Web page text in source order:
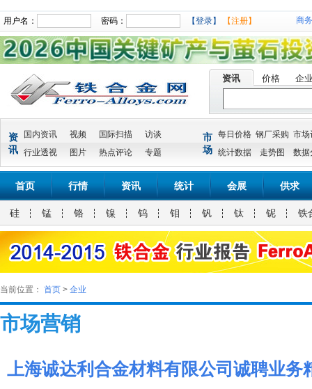
用户名： 密码： 【登录】 【注册】 商
资讯 价格 企
资
讯
国内资讯 视频 国际扫描
访谈
行业透视
图片 热点评论 专题
市
场
每日价格 钢厂采购 市场
统计数据
走势图 数据
首页 行情 资讯 统计 会展 供求
硅 锰 铬 镍 钨 钼 钒 钛 铌 铁
当前位置： 首页 > 企业
市场营销
上海诚达利合金材料有限公司诚聘业务